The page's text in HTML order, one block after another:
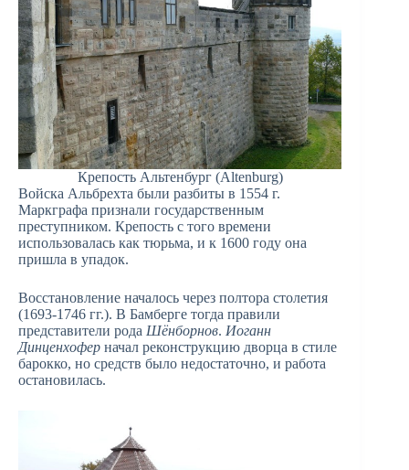
Крепость Альтенбург (Altenburg)
Войска Альбрехта были разбиты в 1554 г.
Маркграфа признали государственным
преступником. Крепость с того времени
использовалась как тюрьма, и к 1600 году она
пришла в упадок.
Восстановление началось через полтора столетия
(1693-1746 гг.). В Бамберге тогда правили
представители рода Шёнборнов. Иоганн
Динценхофер начал реконструкцию дворца в стиле
барокко, но средств было недостаточно, и работа
остановилась.